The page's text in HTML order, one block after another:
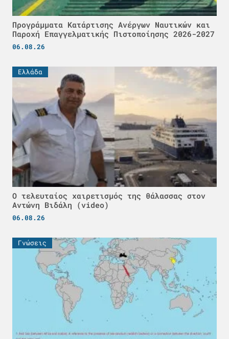
Προγράμματα Κατάρτισης Ανέργων Ναυτικών και
Παροχή Επαγγελματικής Πιστοποίησης 2026-2027
06.08.26
Ελλάδα
Ο τελευταίος χαιρετισμός της θάλασσας στον
Αντώνη Βιδάλη (video)
06.08.26
Γνώσεις